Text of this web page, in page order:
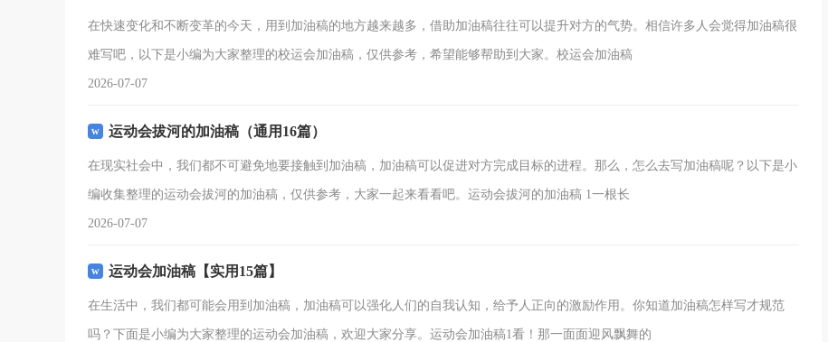
在快速变化和不断变革的今天，用到加油稿的地方越来越多，借助加油稿往往可以提升对方的气势。相信许多人会觉得加油稿很
难写吧，以下是小编为大家整理的校运会加油稿，仅供参考，希望能够帮助到大家。校运会加油稿
2026-07-07
运动会拔河的加油稿（通用16篇）
在现实社会中，我们都不可避免地要接触到加油稿，加油稿可以促进对方完成目标的进程。那么，怎么去写加油稿呢？以下是小
编收集整理的运动会拔河的加油稿，仅供参考，大家一起来看看吧。运动会拔河的加油稿 1一根长
2026-07-07
运动会加油稿【实用15篇】
在生活中，我们都可能会用到加油稿，加油稿可以强化人们的自我认知，给予人正向的激励作用。你知道加油稿怎样写才规范
吗？下面是小编为大家整理的运动会加油稿，欢迎大家分享。运动会加油稿1看！那一面面迎风飘舞的